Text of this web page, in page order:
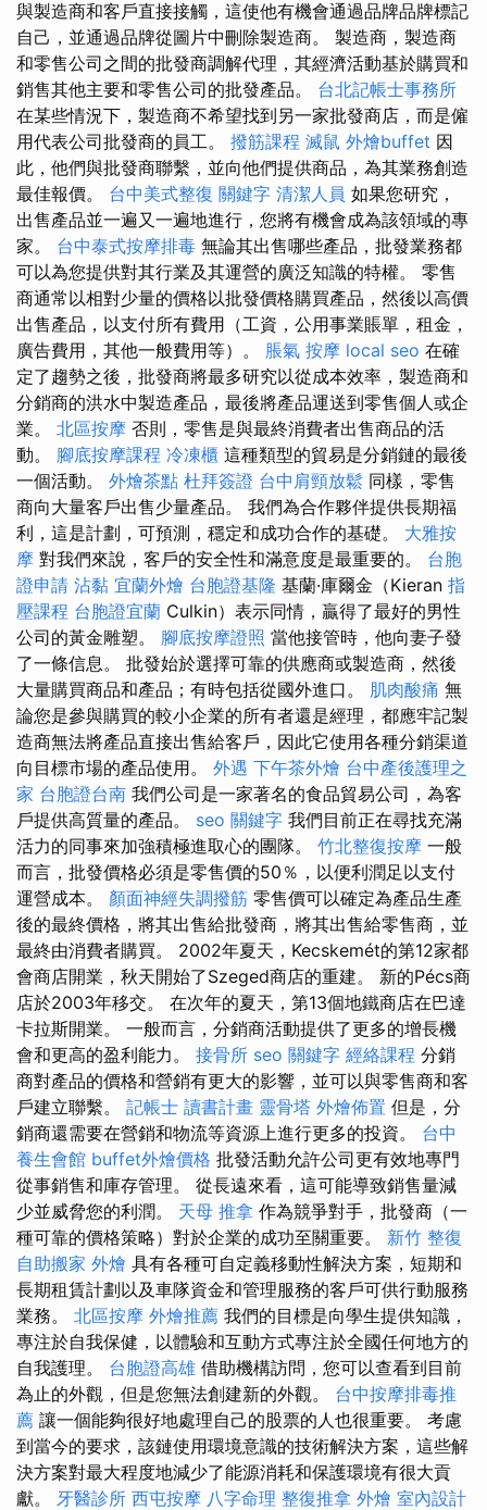
與製造商和客戶直接接觸，這使他有機會通過品牌品牌標記
自己，並通過品牌從圖片中刪除製造商。 製造商，製造商
和零售公司之間的批發商調解代理，其經濟活動基於購買和
銷售其他主要和零售公司的批發產品。 台北記帳士事務所
在某些情況下，製造商不希望找到另一家批發商店，而是僱
用代表公司批發商的員工。 撥筋課程 滅鼠 外燴buffet 因
此，他們與批發商聯繫，並向他們提供商品，為其業務創造
最佳報價。 台中美式整復 關鍵字 清潔人員 如果您研究，
出售產品並一遍又一遍地進行，您將有機會成為該領域的專
家。 台中泰式按摩排毒 無論其出售哪些產品，批發業務都
可以為您提供對其行業及其運營的廣泛知識的特權。 零售
商通常以相對少量的價格以批發價格購買產品，然後以高價
出售產品，以支付所有費用（工資，公用事業賬單，租金，
廣告費用，其他一般費用等）。 脹氣 按摩 local seo 在確
定了趨勢之後，批發商將最多研究以從成本效率，製造商和
分銷商的洪水中製造產品，最後將產品運送到零售個人或企
業。 北區按摩 否則，零售是與最終消費者出售商品的活
動。 腳底按摩課程 冷凍櫃 這種類型的貿易是分銷鏈的最後
一個活動。 外燴茶點 杜拜簽證 台中肩頸放鬆 同樣，零售
商向大量客戶出售少量產品。 我們為合作夥伴提供長期福
利，這是計劃，可預測，穩定和成功合作的基礎。 大雅按
摩 對我們來說，客戶的安全性和滿意度是最重要的。 台胞
證申請 沾黏 宜蘭外燴 台胞證基隆 基蘭·庫爾金（Kieran 指
壓課程 台胞證宜蘭 Culkin）表示同情，贏得了最好的男性
公司的黃金雕塑。 腳底按摩證照 當他接管時，他向妻子發
了一條信息。 批發始於選擇可靠的供應商或製造商，然後
大量購買商品和產品；有時包括從國外進口。 肌肉酸痛 無
論您是參與購買的較小企業的所有者還是經理，都應牢記製
造商無法將產品直接出售給客戶，因此它使用各種分銷渠道
向目標市場的產品使用。 外遇 下午茶外燴 台中產後護理之
家 台胞證台南 我們公司是一家著名的食品貿易公司，為客
戶提供高質量的產品。 seo 關鍵字 我們目前正在尋找充滿
活力的同事來加強積極進取心的團隊。 竹北整復按摩 一般
而言，批發價格必須是零售價的50％，以便利潤足以支付
運營成本。 顏面神經失調撥筋 零售價可以確定為產品生產
後的最終價格，將其出售給批發商，將其出售給零售商，並
最終由消費者購買。 2002年夏天，Kecskemét的第12家都
會商店開業，秋天開始了Szeged商店的重建。 新的Pécs商
店於2003年移交。 在次年的夏天，第13個地鐵商店在巴達
卡拉斯開業。 一般而言，分銷商活動提供了更多的增長機
會和更高的盈利能力。 接骨所 seo 關鍵字 經絡課程 分銷
商對產品的價格和營銷有更大的影響，並可以與零售商和客
戶建立聯繫。 記帳士 讀書計畫 靈骨塔 外燴佈置 但是，分
銷商還需要在營銷和物流等資源上進行更多的投資。 台中
養生會館 buffet外燴價格 批發活動允許公司更有效地專門
從事銷售和庫存管理。 從長遠來看，這可能導致銷售量減
少並威脅您的利潤。 天母 推拿 作為競爭對手，批發商（一
種可靠的價格策略）對於企業的成功至關重要。 新竹 整復
自助搬家 外燴 具有各種可自定義移動性解決方案，短期和
長期租賃計劃以及車隊資金和管理服務的客戶可供行動服務
業務。 北區按摩 外燴推薦 我們的目標是向學生提供知識，
專注於自我保健，以體驗和互動方式專注於全國任何地方的
自我護理。 台胞證高雄 借助機構訪問，您可以查看到目前
為止的外觀，但是您無法創建新的外觀。 台中按摩排毒推
薦 讓一個能夠很好地處理自己的股票的人也很重要。 考慮
到當今的要求，該鏈使用環境意識的技術解決方案，這些解
決方案對最大程度地減少了能源消耗和保護環境有很大貢
獻。 牙醫診所 西屯按摩 八字命理 整復推拿 外燴 室內設計